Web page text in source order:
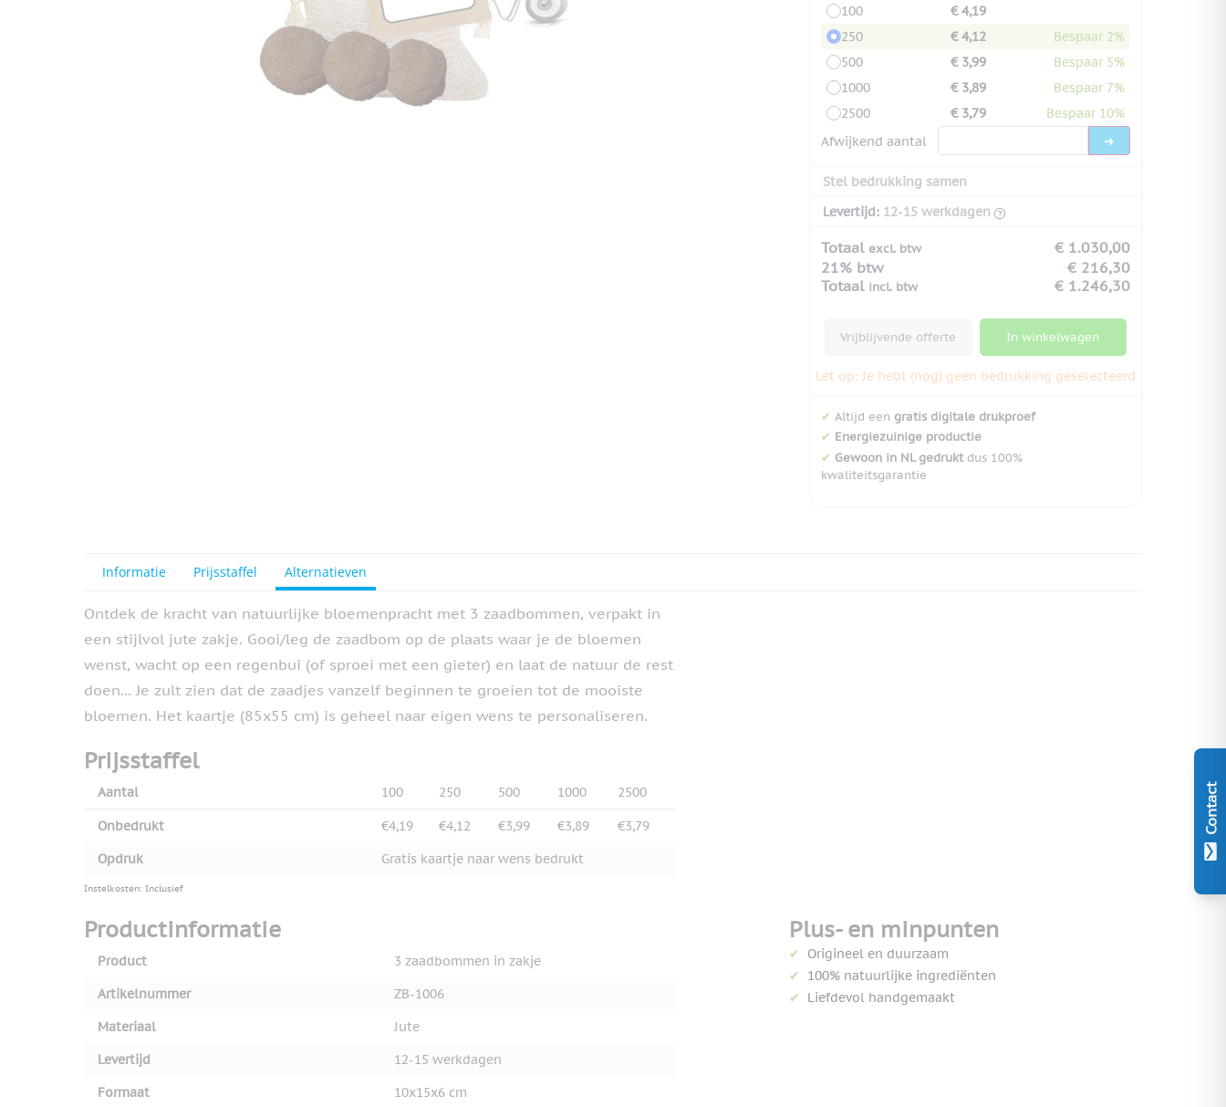
Contact
100
€ 4,19
250
€ 4,12
Bespaar 2%
500
€ 3,99
Bespaar 5%
1000
€ 3,89
Bespaar 7%
2500
€ 3,79
Bespaar 10%
Afwijkend aantal
Stel bedrukking samen
Levertijd: 12-15 werkdagen
Totaal excl. btw
€ 1.030,00
21% btw
€ 216,30
Totaal incl. btw € 1.246,30
Vrijblijvende offerte In winkelwagen
Let op: Je hebt (nog) geen bedrukking geselecteerd
✔ Altijd een gratis digitale drukproef
✔ Energiezuinige productie
✔ Gewoon in NL gedruktdus 100%
kwaliteitsgarantie
Informatie Prijsstaffel Alternatieven
Ontdek de kracht van natuurlijke bloemenpracht met 3 zaadbommen, verpakt in
een stijlvol jute zakje. Gooi/leg de zaadbom op de plaats waar je de bloemen
wenst, wacht op een regenbui (of sproei met een gieter) en laat de natuur de rest
doen... Je zult zien dat de zaadjes vanzelf beginnen te groeien tot de mooiste
bloemen. Het kaartje (85x55 cm) is geheel naar eigen wens te personaliseren.
Prijsstaffel
Aantal 100 250 500 1000 2500
Onbedrukt €4,19 €4,12 €3,99 €3,89
€3,79
Opdruk
Gratis kaartje naar wens bedrukt
Instelkosten: Inclusief
Productinformatie
Product
3 zaadbommen in zakje
Artikelnummer
ZB-1006
Materiaal
Jute
Levertijd
12-15 werkdagen
Formaat
10x15x6 cm
Plus- en minpunten
Origineel en duurzaam
100% natuurlijke ingrediënten
Liefdevol handgemaakt